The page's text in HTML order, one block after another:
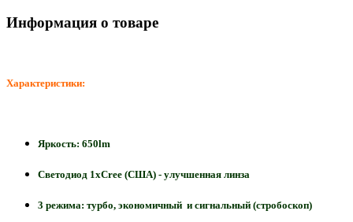
Информация о товаре
Характеристики:
Яркость: 650lm
Светодиод 1хCree (США) - улучшенная линза
3 режима: турбо, экономичный и сигнальный (стробоскоп)